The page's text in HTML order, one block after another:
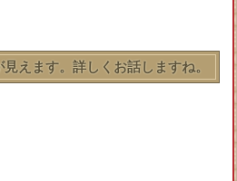
えます。詳しくお話しますね。